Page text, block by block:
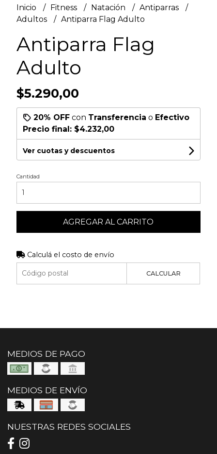
Inicio Fitness Natación
Antiparras
Adultos
Antiparra Flag Adulto
Antiparra Flag
Adulto
$5.290,00
20% OFFcon Transferencia o Efectivo
Precio final: $4.232,00
Ver cuotas y descuentos
Cantidad
AGREGAR AL CARRITO
Calculá el costo de envío
CALCULAR
MEDIOS DE PAGO
MEDIOS DE ENVÍO
NUESTRAS REDES SOCIALES